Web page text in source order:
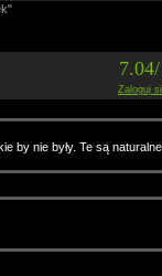
Zaloguj
by nie były. Te są